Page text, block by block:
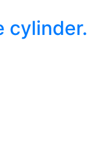
cylinder.